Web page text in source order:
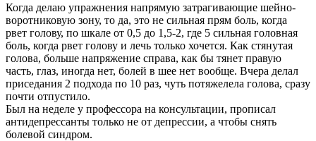
Когда делаю упражнения напрямую затрагивающие шейно-
воротниковую зону, то да, это не сильная прям боль, когда
рвет голову, по шкале от 0,5 до 1,5-2, где 5 сильная головная
боль, когда рвет голову и лечь только хочется. Как стянутая
голова, больше напряжение справа, как бы тянет правую
часть, глаз, иногда нет, болей в шее нет вообще. Вчера делал
приседания 2 подхода по 10 раз, чуть потяжелела голова, сразу
почти отпустило.
Был на неделе у профессора на консультации, прописал
антидепрессанты только не от депрессии, а чтобы снять
болевой синдром.